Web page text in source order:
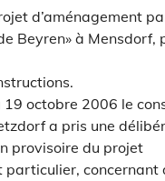
d’aménagement
Beyren» à Mensdorf,
19 octobre 2006 le
a pris une
provisoire du projet
particulier, concernant